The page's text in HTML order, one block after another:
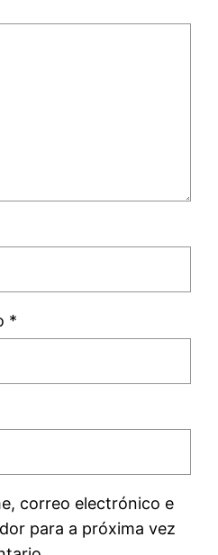
*
correo electrónico e
para a próxima vez